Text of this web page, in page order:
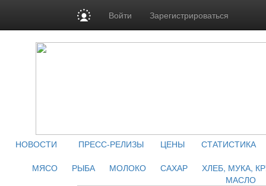
Войти Зарегистрироваться
НОВОСТИ ПРЕСС-РЕЛИЗЫ ЦЕНЫ
СТАТИСТИКА
МЯСО
РЫБА МОЛОКО САХАР
ХЛЕБ, МУКА,
МАСЛО